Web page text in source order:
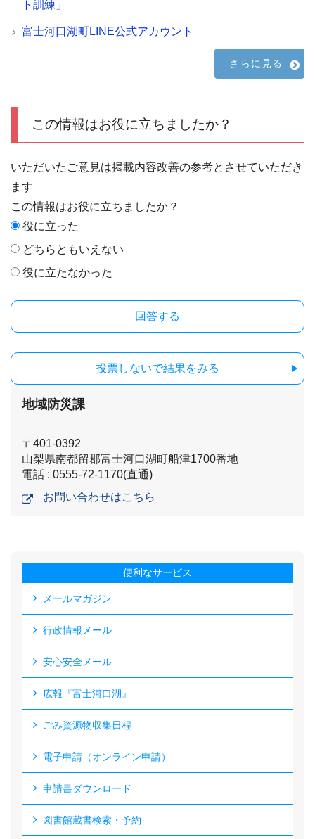
ト訓練」
富士河口湖町LINE公式アカウント
さらに見る
この情報はお役に立ちましたか？
いただいたご意見は掲載内容改善の参考とさせていただき
ます
この情報はお役に立ちましたか？
役に立った
どちらともいえない
役に立たなかった
投票しないで結果をみる
地域防災課
〒401-0392
山梨県南都留郡富士河口湖町船津1700番地
電話 : 0555-72-1170(直通)
お問い合わせはこちら
便利なサービス
メールマガジン
行政情報メール
安心安全メール
広報『富士河口湖』
ごみ資源物収集日程
電子申請（オンライン申請）
申請書ダウンロード
図書館蔵書検索・予約